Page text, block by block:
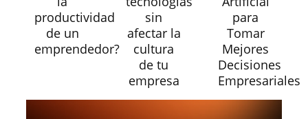
productividad
de un
emprendedor?
sin
afectar la
cultura
de tu
empresa
para
Tomar
Mejores
Decisiones
Empresariales